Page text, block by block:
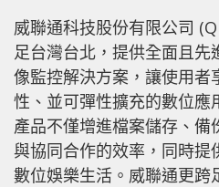
威聯通科技股份有限公司
足台灣台北，提供全面且先
像監控解決方案，讓使用者
性、並可彈性擴充的數位應
產品不僅增進檔案儲存、備
與協同合作的效率，同時提
數位娛樂生活。威聯通更跨